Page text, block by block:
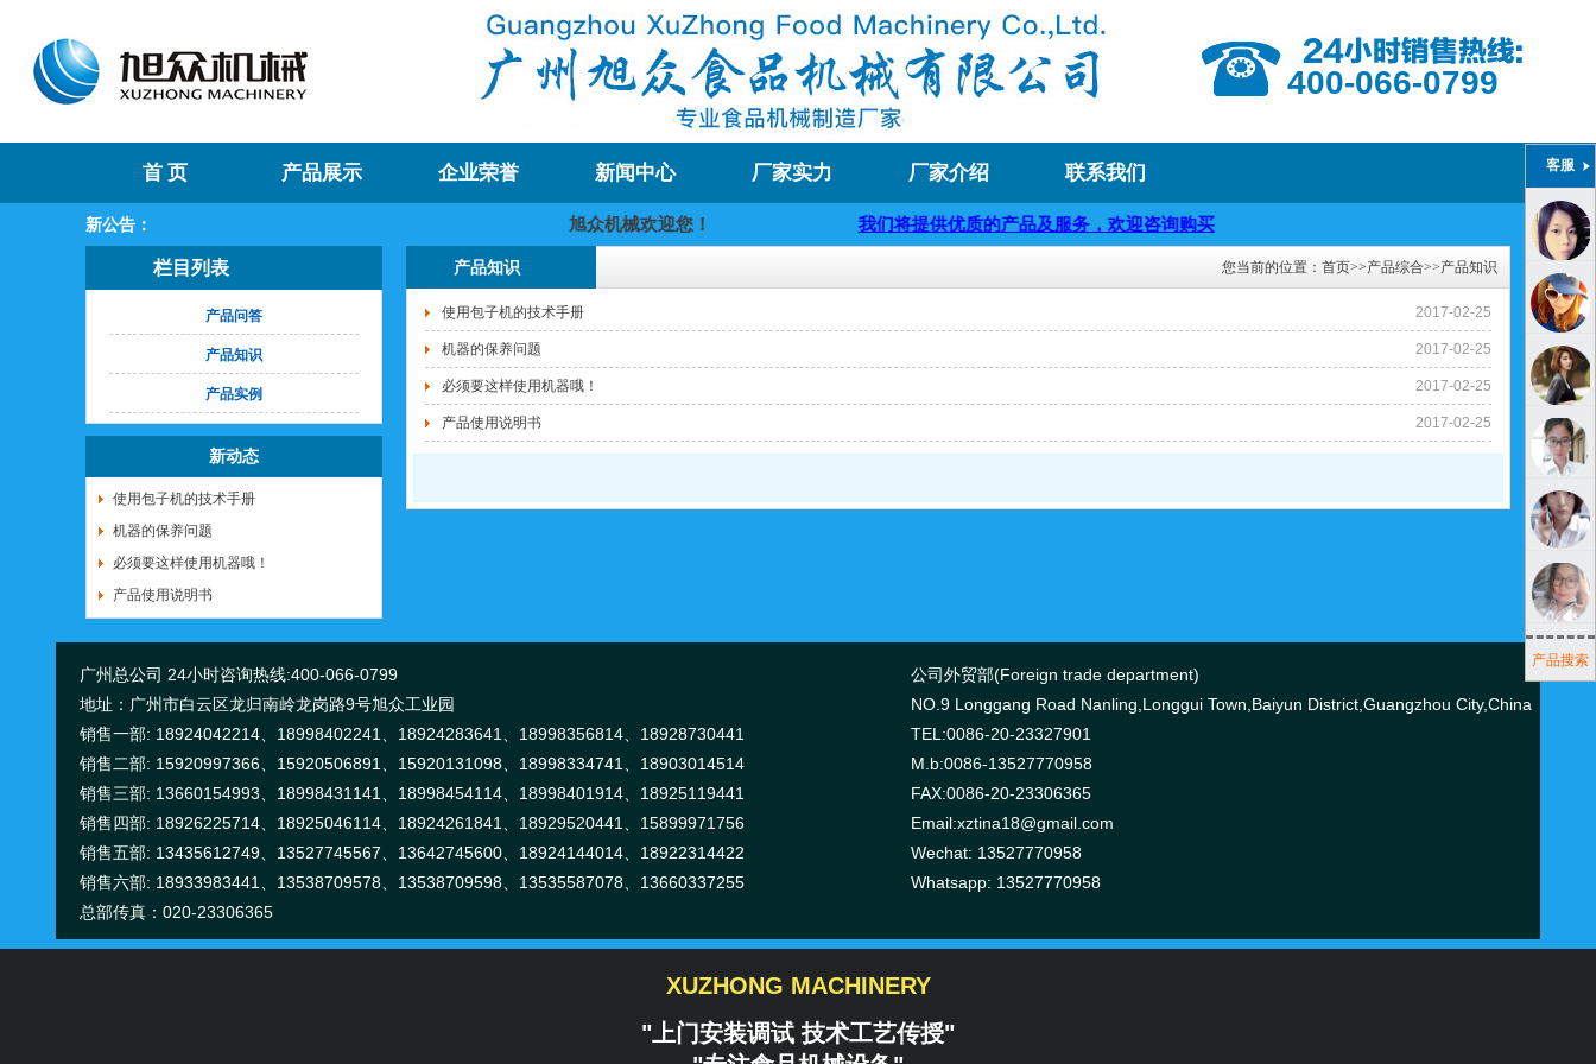
400-066-0799
首 页 产品展示 企业荣誉 新闻中心 厂家实力 厂家介绍 联系我们
新公告： 旭众机械欢迎您！ 我们将提供优质的产品及服务，欢迎咨询购买
栏目列表
产品问答
产品知识
产品实例
新动态
使用包子机的技术手册
机器的保养问题
必须要这样使用机器哦！
产品使用说明书
您当前的位置： 首页>>产品综合>>产品知识
产品知识
2017-02-25
使用包子机的技术手册
2017-02-25
机器的保养问题
2017-02-25
必须要这样使用机器哦！
2017-02-25
产品使用说明书
广州总公司 24小时咨询热线:400-066-0799
地址：广州市白云区龙归南岭龙岗路9号旭众工业园
销售一部: 18924042214、18998402241、18924283641、18998356814、18928730441
销售二部: 15920997366、15920506891、15920131098、18998334741、18903014514
销售三部: 13660154993、18998431141、18998454114、18998401914、18925119441
销售四部: 18926225714、18925046114、18924261841、18929520441、15899971756
销售五部: 13435612749、13527745567、13642745600、18924144014、18922314422
销售六部: 18933983441、13538709578、13538709598、13535587078、13660337255
总部传真：020-23306365
公司外贸部(Foreign trade department)
NO.9 Longgang Road Nanling,Longgui Town,Baiyun District,Guangzhou City,China
TEL:0086-20-23327901
M.b:0086-13527770958
FAX:0086-20-23306365
Email:xztina18@gmail.com
Wechat: 13527770958
Whatsapp: 13527770958
XUZHONG MACHINERY
"上门安装调试 技术工艺传授"
客服
产品搜索